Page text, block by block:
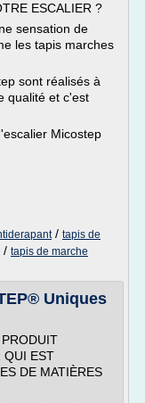
ESCALIER ?
sensation de
les tapis marches
sont réalisés à
qualité et c'est
Micostep
/ tapis de
/ tapis de marche
Uniques
QUI EST
DE MATIÈRES